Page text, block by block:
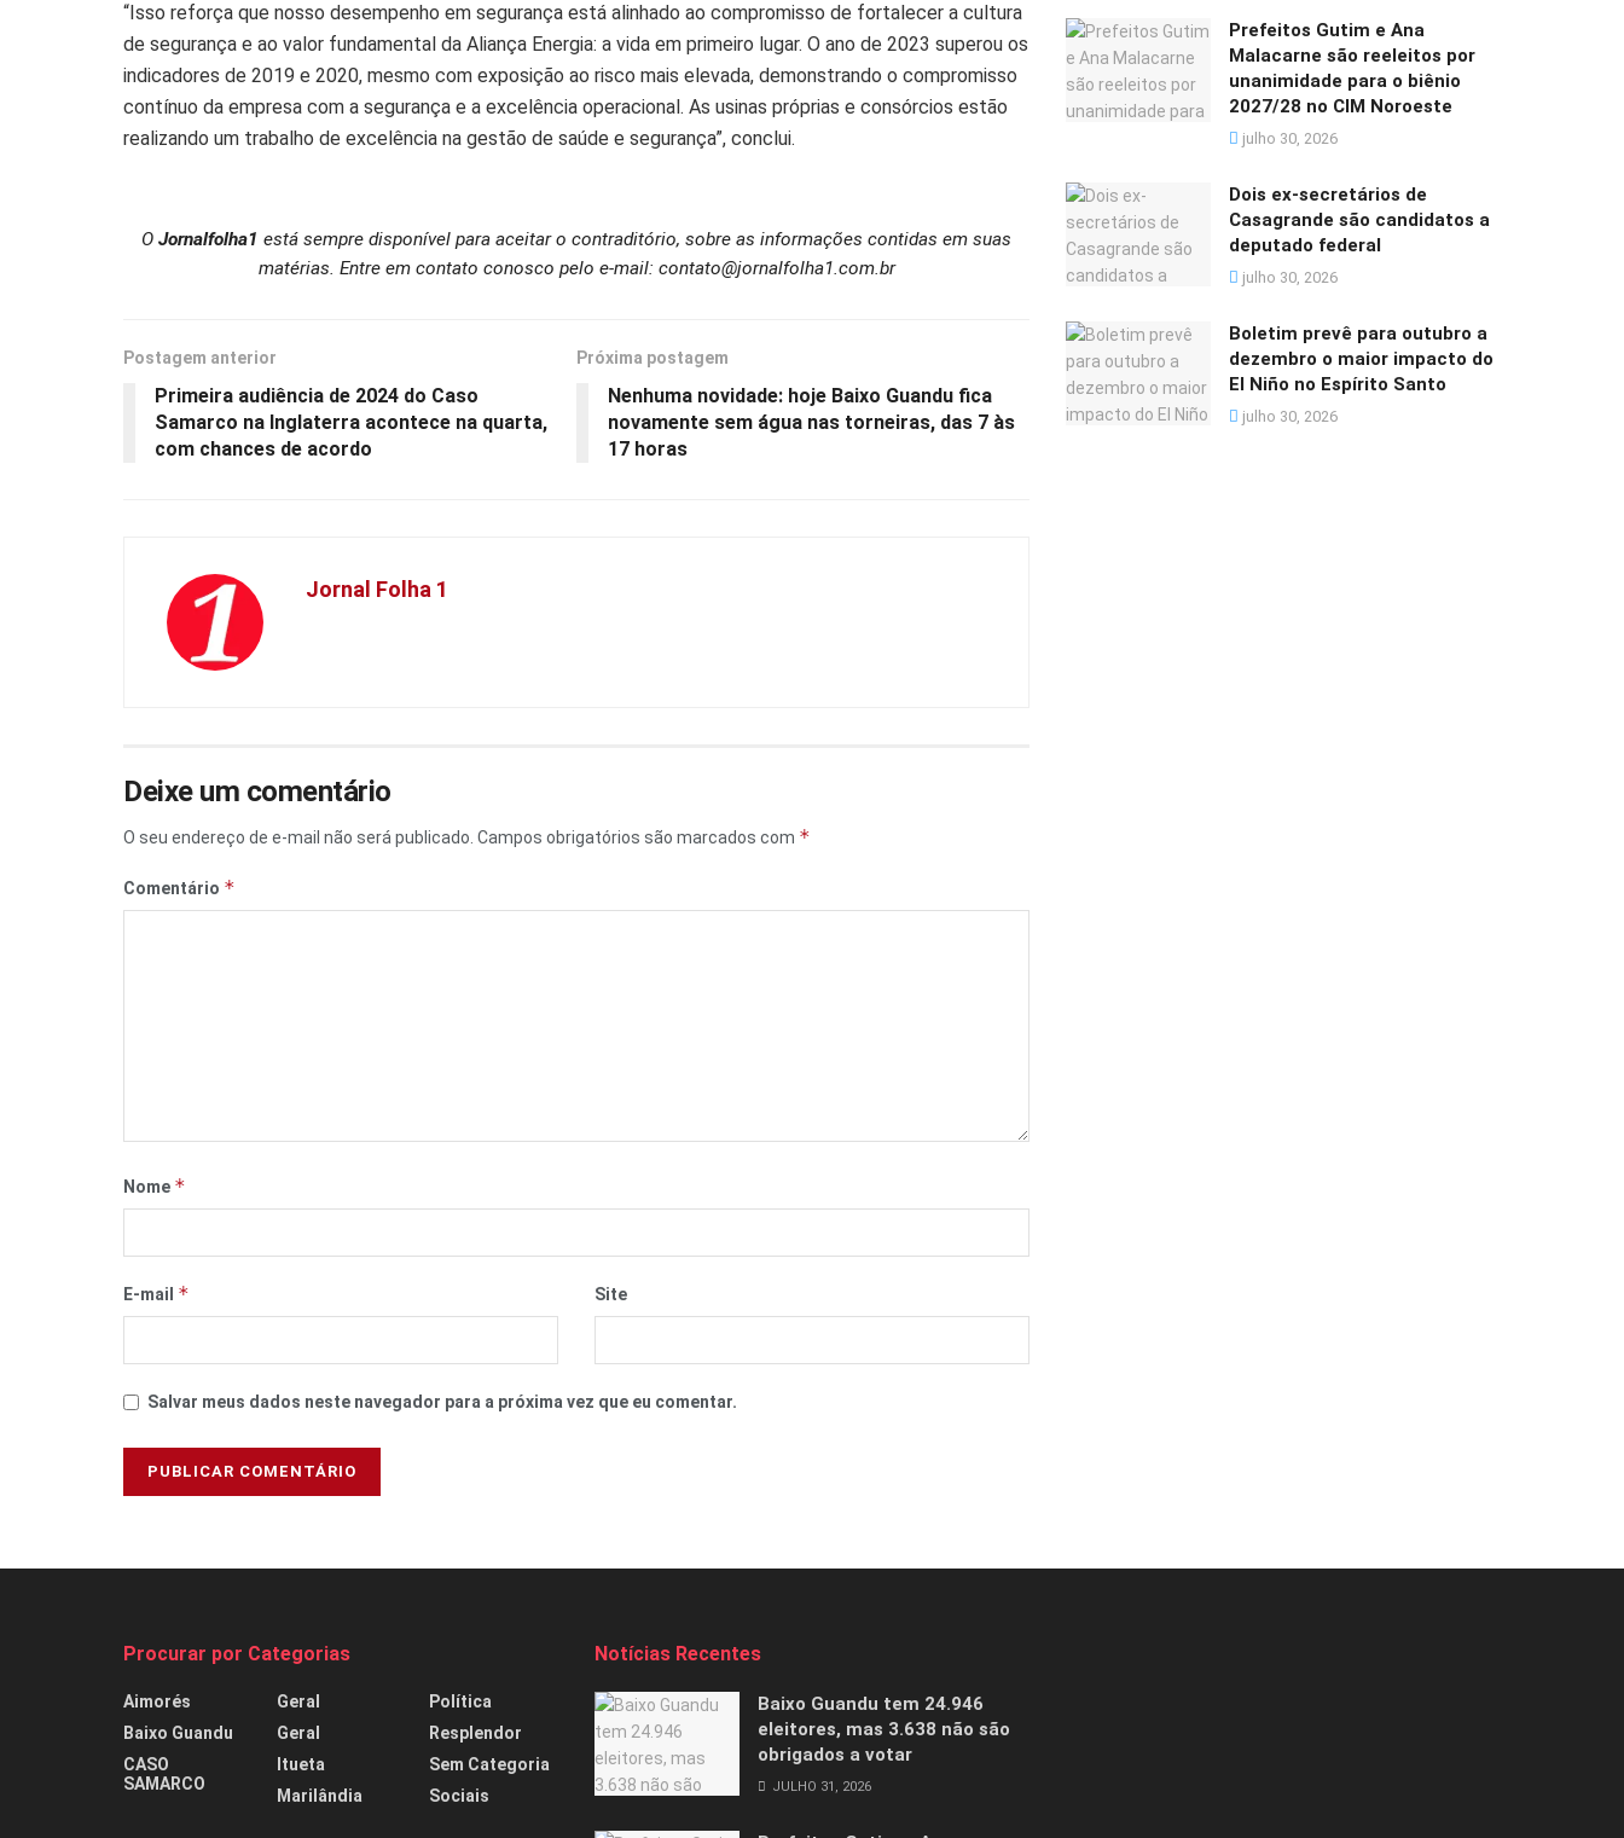
“Isso reforça que nosso desempenho em segurança está alinhado ao compromisso de fortalecer a cultura
de segurança e ao valor fundamental da Aliança Energia: a vida em primeiro lugar. O ano de 2023 superou os
indicadores de 2019 e 2020, mesmo com exposição ao risco mais elevada, demonstrando o compromisso
contínuo da empresa com a segurança e a excelência operacional. As usinas próprias e consórcios estão
realizando um trabalho de excelência na gestão de saúde e segurança”, conclui.
O Jornalfolha1 está sempre disponível para aceitar o contraditório, sobre as informações contidas em suas
matérias. Entre em contato conosco pelo e-mail: contato@jornalfolha1.com.br
Postagem anterior
Primeira audiência de 2024 do Caso
Samarco na Inglaterra acontece na quarta,
com chances de acordo
Próxima postagem
Nenhuma novidade: hoje Baixo Guandu fica
novamente sem água nas torneiras, das 7 às
17 horas
Jornal Folha 1
Deixe um comentário
O seu endereço de e-mail não será publicado. Campos obrigatórios são marcados com *
Comentário *
Nome *
E-mail * Site
Salvar meus dados neste navegador para a próxima vez que eu comentar.
Prefeitos Gutim e Ana
Malacarne são reeleitos por
unanimidade para o biênio
2027/28 no CIM Noroeste
julho 30, 2026
Dois ex-secretários de
Casagrande são candidatos a
deputado federal
julho 30, 2026
Boletim prevê para outubro a
dezembro o maior impacto do
El Niño no Espírito Santo
julho 30, 2026
Procurar por Categorias
Aimorés
Baixo Guandu
CASO
SAMARCO
Geral
Geral
Itueta
Marilândia
Política
Resplendor
Sem Categoria
Sociais
Notícias Recentes
Baixo Guandu tem 24.946
eleitores, mas 3.638 não são
obrigados a votar
JULHO 31, 2026